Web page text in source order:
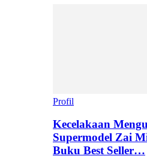
Profil
Kecelakaan
Supermodel Zai
Buku Best Seller…